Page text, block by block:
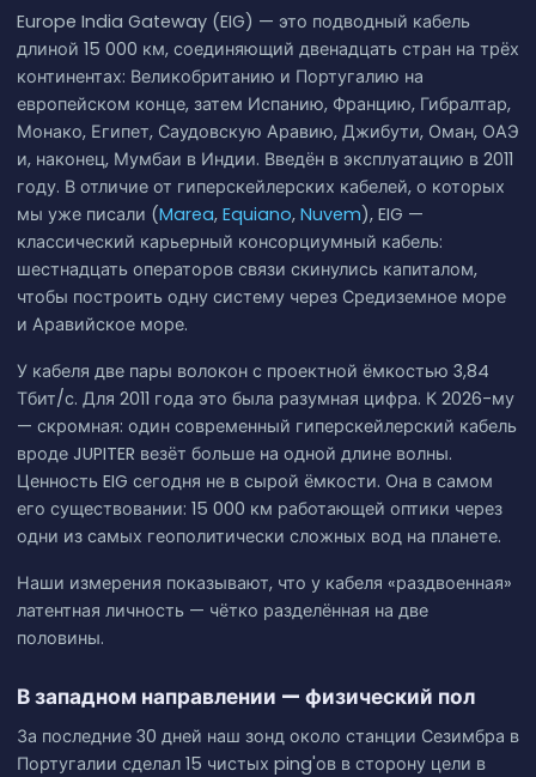
Europe India Gateway (EIG) — это подводный кабель
длиной 15 000 км, соединяющий двенадцать стран на трёх
континентах: Великобританию и Португалию на
европейском конце, затем Испанию, Францию, Гибралтар,
Монако, Египет, Саудовскую Аравию, Джибути, Оман, ОАЭ
и, наконец, Мумбаи в Индии. Введён в эксплуатацию в 2011
году. В отличие от гиперскейлерских кабелей, о которых
мы уже писали (Marea, Equiano, Nuvem), EIG —
классический карьерный консорциумный кабель:
шестнадцать операторов связи скинулись капиталом,
чтобы построить одну систему через Средиземное море
и Аравийское море.
У кабеля две пары волокон с проектной ёмкостью 3,84
Тбит/с. Для 2011 года это была разумная цифра. К 2026-му
— скромная: один современный гиперскейлерский кабель
вроде JUPITER везёт больше на одной длине волны.
Ценность EIG сегодня не в сырой ёмкости. Она в самом
его существовании: 15 000 км работающей оптики через
одни из самых геополитически сложных вод на планете.
Наши измерения показывают, что у кабеля «раздвоенная»
латентная личность — чётко разделённая на две
половины.
В западном направлении — физический пол
За последние 30 дней наш зонд около станции Сезимбра в
Португалии сделал 15 чистых ping'ов в сторону цели в